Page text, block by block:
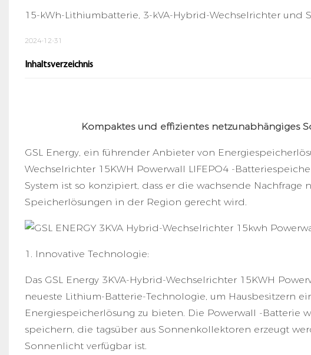
15-kWh-Lithiumbatterie, 3-kVA-Hybrid-Wechselrichter
2024-12-31
Inhaltsverzeichnis
Kompaktes und effizientes netzunabhängiges
GSL Energy, ein führender Anbieter von
Wechselrichter 15KWH Powerwall LIFEPO4 -
System ist so konzipiert, dass er die wachsende Nachfrage
Speicherlösungen in der Region gerecht wird.
1. Innovative Technologie:
Das GSL Energy 3KVA-Hybrid-Wechselrichter 15KWH
neueste Lithium-Batterie-Technologie, um Hausbesitzern
Energiespeicherlösung zu bieten. Die Powerwall -Batterie
speichern, die tagsüber aus Sonnenkollektoren erzeugt
Sonnenlicht verfügbar ist.